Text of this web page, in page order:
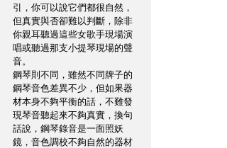
引，你可以說它們都很自然，
但真實與否卻難以判斷，除非
你親耳聽過這些女歌手現場演
唱或聽過那支小提琴現場的聲
音。
鋼琴則不同，雖然不同牌子的
鋼琴音色差異不少，但如果器
材本身不夠平衡的話，不難發
現琴音聽起來不夠真實，換句
話說，鋼琴錄音是一面照妖
鏡，音色調校不夠自然的器材